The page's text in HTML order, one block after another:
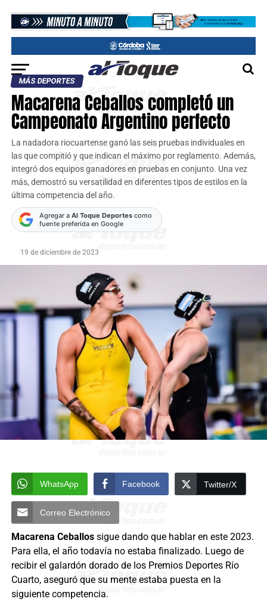
MÁS DEPORTES
Macarena Ceballos completó un
Campeonato Argentino perfecto
La nadadora riocuartense ganó las seis pruebas individuales en
las que compitió y que indican el máximo por reglamento. Además,
integró dos equipos ganadores en pruebas en conjunto. Una vez
más, demostró su versatilidad en diferentes tipos de estilos en la
última competencia del año.
Agregar a Al Toque Deportescomo
fuente preferida en Google
19 de diciembre de 2023
WhatsApp Facebook Twitter/X
Correo Electrónico
Macarena Ceballos sigue dando que hablar en este 2023.
Para ella, el año todavía no estaba finalizado. Luego de
recibir el galardón dorado de los Premios Deportes Río
Cuarto, aseguró que su mente estaba puesta en la
siguiente competencia.